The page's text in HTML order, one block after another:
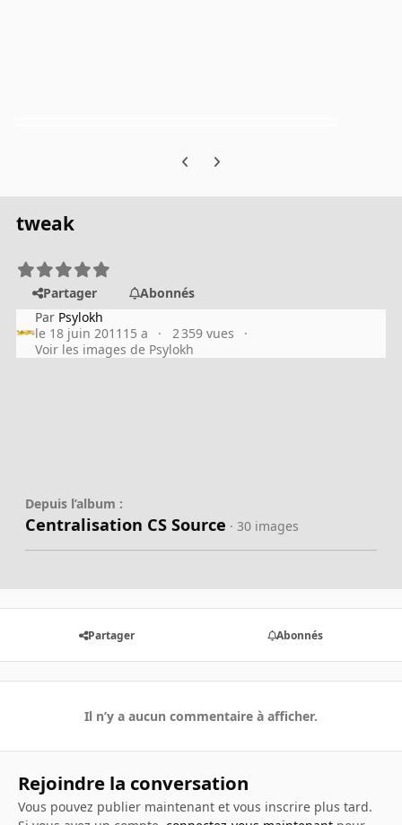
Previous carousel slide
Next carousel slide
tweak
Partager
Abonnés
Par Psylokh
le 18 juin 2011 15 a
2 359 vues
Voir les images de Psylokh
Depuis l’album :
Centralisation CS Source · 30 images
Partager Abonnés
Il n’y a aucun commentaire à afficher.
Rejoindre la conversation
Vous pouvez publier maintenant et vous inscrire plus tard.